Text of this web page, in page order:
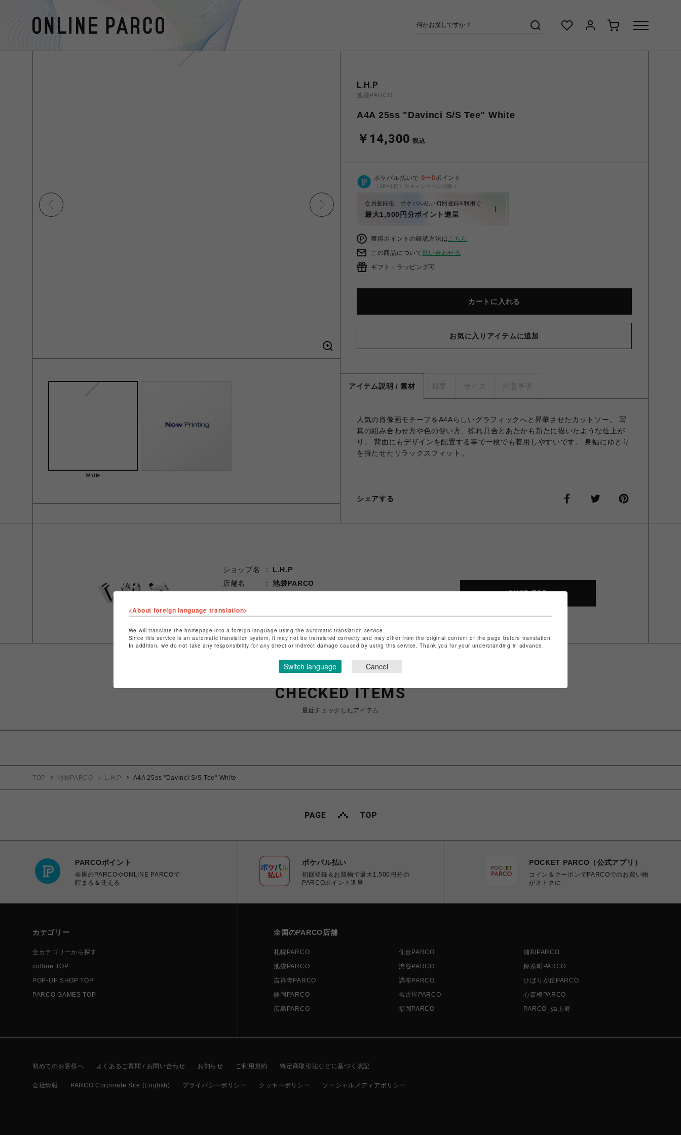
White
L.H.P
池袋PARCO
A4A 25ss "Davinci S/S Tee" White
￥14,300 税込
ポケパル払いで 0〜0ポイント
（1P=1円）※キャンペーン分除く
会員登録後、ポケパル払い初回登録&利用で
最大1,500円分ポイント進呈
獲得ポイントの確認方法はこちら
この商品について 問い合わせる
ギフト：ラッピング可
カートに入れる
お気に入りアイテムに追加
アイテム説明 / 素材 概要 サイズ 注意事項
人気の肖像画モチーフをA4Aらしいグラフィックへと昇華させたカットソー。 写
真の組み合わせ方や色の使い方、掠れ具合とあたかも新たに描いたような仕上が
り。 背面にもデザインを配置する事で一枚でも着用しやすいです。 身幅にゆとり
を持たせたリラックスフィット。
シェアする
ショップ名
L.H.P
店舗名
池袋PARCO
ショップお問い合わせはこちら
SHOP TOP
CHECKED ITEMS
最近チェックしたアイテム
TOP 池袋PARCO L.H.P A4A 25ss "Davinci S/S Tee" White
PARCOポイント
全国のPARCOやONLINE PARCOで
貯まる＆使える
ポケパル払い
初回登録＆お買物で最大1,500円分の
PARCOポイント進呈
POCKET PARCO（公式アプリ）
コイン＆クーポンでPARCOでのお買い物
がオトクに
カテゴリー
全カテゴリーから探す
culture TOP
POP-UP SHOP TOP
PARCO GAMES TOP
全国のPARCO店舗
札幌PARCO 仙台PARCO
浦和PARCO
池袋PARCO
渋谷PARCO
錦糸町PARCO
吉祥寺PARCO
調布PARCO
ひばりが丘PARCO
静岡PARCO
名古屋PARCO
心斎橋PARCO
広島PARCO
福岡PARCO PARCO_ya上野
初めてのお客様へ よくあるご質問 / お問い合わせ お知らせ ご利用規約 特定商取引法などに基づく表記
会社情報 PARCO Corporate Site (English) プライバシーポリシー クッキーポリシー ソーシャルメディアポリシー
<About foreign language translation>
We will translate the homepage into a foreign language using the automatic translation service.
Since this service is an automatic translation system, it may not be translated correctly and may differ from the original content of the page before translation.
In addition, we do not take any responsibility for any direct or indirect damage caused by using this service. Thank you for your understanding in advance.
Switch language Cancel